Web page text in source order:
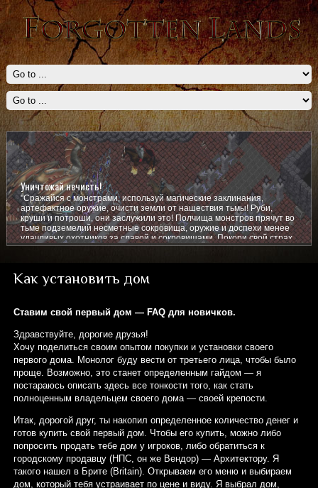
Уничтожай нечисть!
"Сражайся с монстрами, используй магические заклинания,
артефактное оружие, очисти земли от нашествия тьмы! Руби,
круши и потроши, они заслужили это! Полчища монстров прячут во
тьме подземелий несметные сокровища, оружие и доспехи менее
удачливых охотников за славой и сокровищами. Покори свой страх,
покажи им кто тут главный!
Как установить дом
Ставим свой первый дом — FAQ для новичков.
Здравствуйте, дорогие друзья!
Хочу поделиться своим опытом покупки и установки своего
первого дома. Монолог буду вести от третьего лица, чтобы было
проще. Возможно, это станет определенным гайдом — я
постараюсь описать здесь все тонкости того, как стать
полноценным владельцем своего дома — своей крепости.
Итак, дорогой друг, ты накопил определенное количество денег и
готов купить свой первый дом. Чтобы его купить, можно либо
попросить продать тебе дом у игроков, либо обратиться к
городскому продавцу (НПС, он же Вендор) — Архитектору. Я
такого нашел в Брите (Britain). Открываем его меню и выбираем
дом, который тебя устраивает по цене и виду. Я выбрал дом,